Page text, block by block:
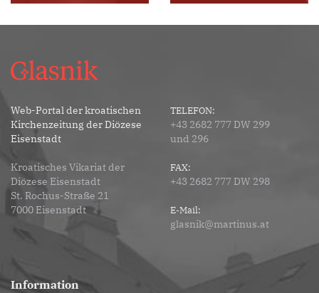
Web-Portal der kroatischen
Kirchenzeitung der Diözese
Eisenstadt
Kroatisches Vikariat der
Diözese Eisenstadt
St. Rochus-Straße 21
7000 Eisenstadt
TELEFON:
+43 2682 777 DW 299
und 296
FAX:
+43 2682 777 DW 298
E-Mail:
glasnik@martinus.at
Information